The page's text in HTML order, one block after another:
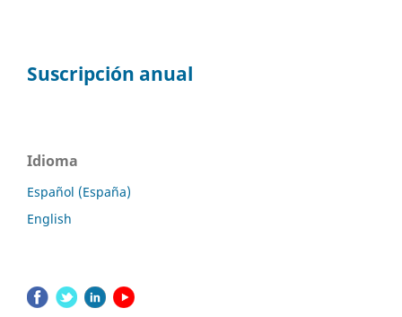
Suscripción anual
Idioma
Español (España)
English